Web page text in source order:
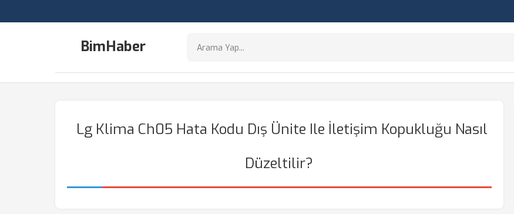
BimHaber
Lg Klima Ch05 Hata Kodu Dış Ünite Ile İletişim Kopukluğu Nasıl
Düzeltilir?